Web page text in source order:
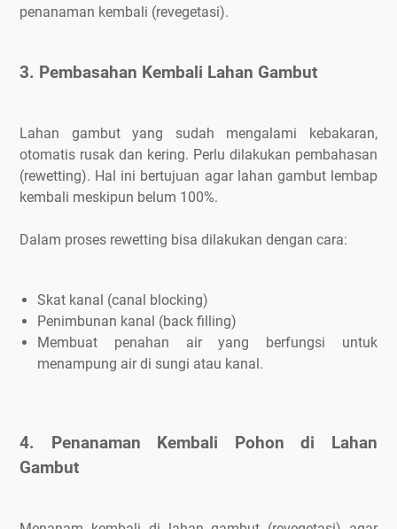
penanaman kembali (revegetasi).
3. Pembasahan Kembali Lahan Gambut
Lahan gambut yang sudah mengalami kebakaran,
otomatis rusak dan kering. Perlu dilakukan pembahasan
(rewetting). Hal ini bertujuan agar lahan gambut lembap
kembali meskipun belum 100%.
Dalam proses rewetting bisa dilakukan dengan cara:
Skat kanal (canal blocking)
Penimbunan kanal (back filling)
Membuat penahan air yang berfungsi untuk
menampung air di sungi atau kanal.
4. Penanaman Kembali Pohon di Lahan
Gambut